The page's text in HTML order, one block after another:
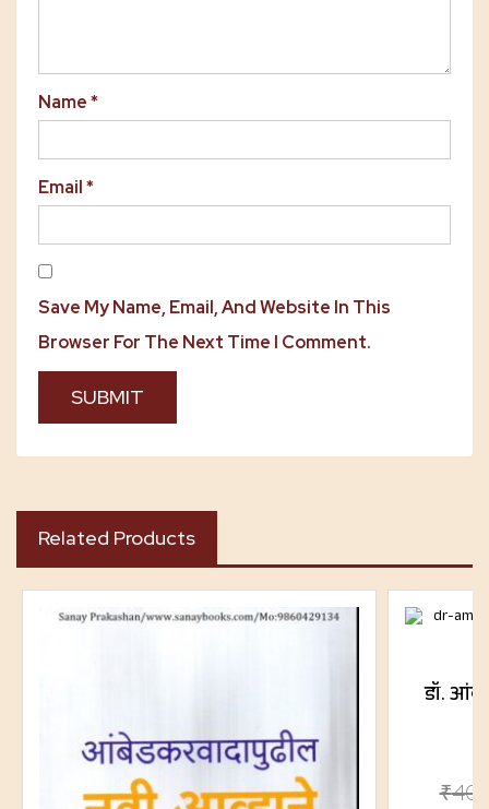
Name*
Email*
Save My Name, Email, And Website In This
Browser For The Next Time I Comment.
Related Products
डॉ.
₹